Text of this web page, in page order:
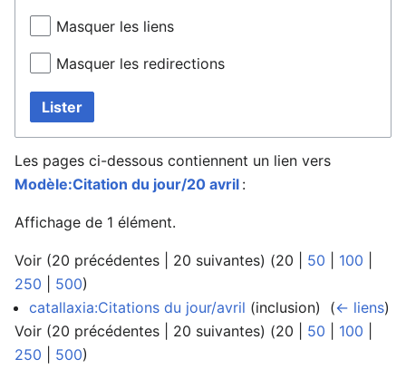
Masquer les liens
Masquer les redirections
Lister
Les pages ci-dessous contiennent un lien vers
Modèle:Citation du jour/20 avril :
Affichage de 1 élément.
Voir (20 précédentes 20 suivantes) (20 50 100
250
500)
catallaxia:Citations du jour/avril (inclusion) ‎ (← liens)
Voir (20 précédentes 20 suivantes) (20 50 100
250
500)